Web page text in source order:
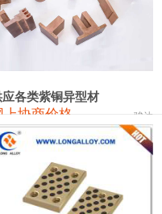
109,860
26,400 100
100
24,400
应各类紫铜异型材
上协商价格 骏达